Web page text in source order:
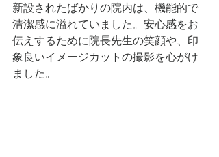
新設されたばかりの院内は、機能的で
清潔感に溢れていました。安心感をお
伝えするために院長先生の笑顔や、印
象良いイメージカットの撮影を心がけ
ました。